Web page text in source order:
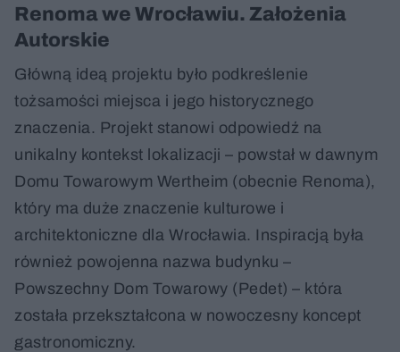
Renoma we Wrocławiu. Założenia
Autorskie
Główną ideą projektu było podkreślenie
tożsamości miejsca i jego historycznego
znaczenia. Projekt stanowi odpowiedź na
unikalny kontekst lokalizacji – powstał w dawnym
Domu Towarowym Wertheim (obecnie Renoma),
który ma duże znaczenie kulturowe i
architektoniczne dla Wrocławia. Inspiracją była
również powojenna nazwa budynku –
Powszechny Dom Towarowy (Pedet) – która
została przekształcona w nowoczesny koncept
gastronomiczny.